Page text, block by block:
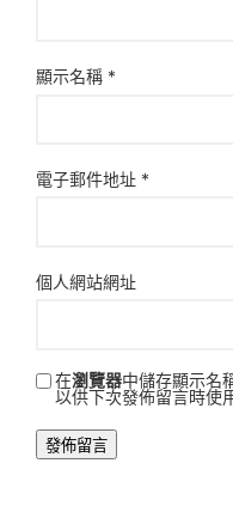
顯示名稱 *
電子郵件地址 *
個人網站網址
在瀏覽器中儲存顯示名
以供下次發佈留言時使